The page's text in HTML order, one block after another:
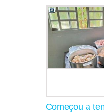
Começou a